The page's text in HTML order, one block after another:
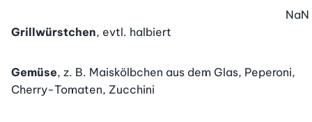
Grillwürstchen, evtl. halbiert
NaN
Gemüse, z. B. Maiskölbchen aus dem Glas, Peperoni,
Cherry-Tomaten, Zucchini